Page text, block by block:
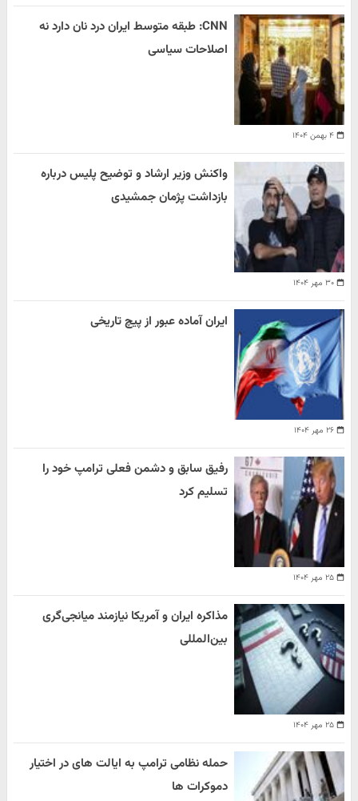
۴ بهمن ۱۴۰۴
CNN: طبقه متوسط ایران درد نان دارد نه
اصلاحات سیاسی
۳۰ مهر ۱۴۰۴
واکنش وزیر ارشاد و توضیح پلیس درباره
بازداشت پژمان جمشیدی
۲۶ مهر ۱۴۰۴
ایران آماده عبور از پیچ تاریخی
۲۵ مهر ۱۴۰۴
رفیق سابق و دشمن فعلی ترامپ خود را
تسلیم کرد
۲۵ مهر ۱۴۰۴
مذاکره ایران و آمریکا نیازمند میانجی‌گری
بین‌المللی
حمله نظامی ترامپ به ایالت های در اختیار
دموکرات ها